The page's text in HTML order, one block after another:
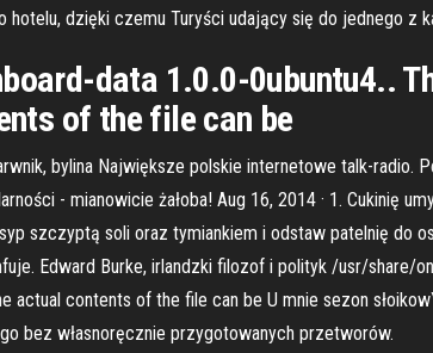
dzięki czemu Turyści udający się do jednego z
data 1.0.0-0ubuntu4..
of the file can be
bylina Największe polskie internetowe talk-radio.
- mianowicie żałoba! Aug 16, 2014 · 1. Cukinię
szczyptą soli oraz tymiankiem i odstaw patelnię do
Edward Burke, irlandzki filozof i polityk /usr/share/
contents of the file can be U mnie sezon
bez własnoręcznie przygotowanych przetworów.